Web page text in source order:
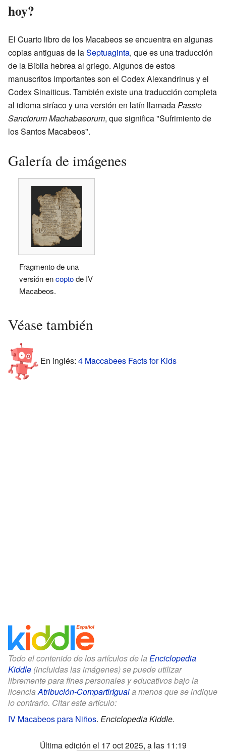
hoy?
El Cuarto libro de los Macabeos se encuentra en algunas
copias antiguas de laSeptuaginta, que es una traducción
de la Biblia hebrea al griego. Algunos de estos
manuscritos importantes son el Codex Alexandrinus y el
Codex Sinaiticus. También existe una traducción completa
al idioma siríaco y una versión en latín llamada Passio
Sanctorum Machabaeorum, que significa "Sufrimiento de
los Santos Macabeos".
Galería de imágenes
Fragmento de una
versión encoptode IV
Macabeos.
Véase también
En inglés: 4 Maccabees Facts for Kids
Todo el contenido de los artículos de la Enciclopedia
Kiddle (incluidas las imágenes) se puede utilizar
libremente para fines personales y educativos bajo la
licenciaAtribución-CompartirIguala menos que se indique
lo contrario. Citar este artículo:
IV Macabeos para Niños. Enciclopedia Kiddle.
Última edición el 17 oct 2025, a las 11:19